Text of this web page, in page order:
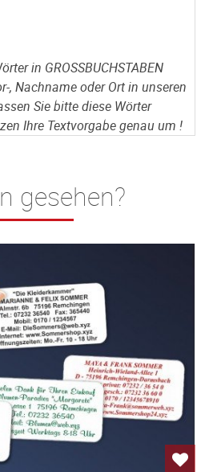
in GROSSBUCHSTABEN
, Nachname oder Ort in unseren
Sie bitte diese Wörter
Ihre Textvorgabe genau um !
gesehen?